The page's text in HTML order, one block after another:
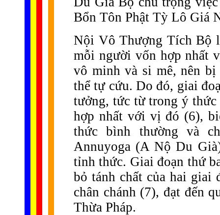
Bổn Tôn Phật Tỳ Lô Giá
Nội Vô Thượng Tích Bộ
mỗi người vốn hợp nhất
vô minh và si mê, nên
thể tự cứu. Do đó, giai
tưởng, tức từ trong ý thức
hợp nhất với vị đó (6),
thức bình thường và
Annuyoga (A Nộ Du
tỉnh thức. Giai đoạn thứ
bỏ tánh chất của hai giai
chân chánh (7), đạt đến
Thừa Pháp.